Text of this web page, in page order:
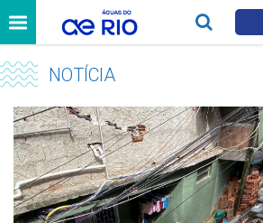
NOTÍCIA